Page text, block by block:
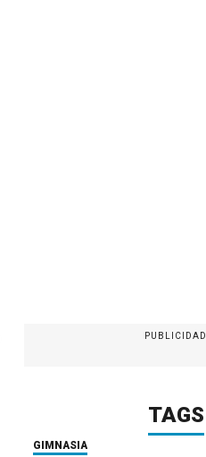
PUBLICIDAD
TAGS
GIMNASIA